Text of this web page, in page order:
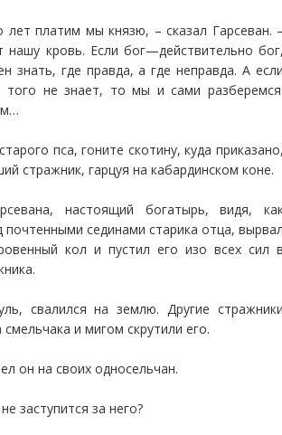
платим мы князю, – сказал Гарсеван.
нашу кровь. Если бог—действительно
знать, где правда, а где неправда. А
того не знает, то мы и сами
пса, гоните скотину, куда
стражник, гарцуя на кабардинском коне.
настоящий богатырь, видя,
почтенными сединами старика отца,
кол и пустил его изо всех сил
свалился на землю. Другие
и мигом скрутили его.
он на своих односельчан.
заступится за него?